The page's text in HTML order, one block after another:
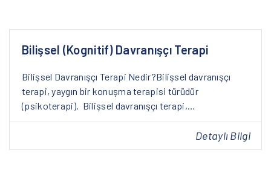
Bilişsel (Kognitif) Davranışçı Terapi
Bilişsel Davranışçı Terapi Nedir?Bilişsel davranışçı
terapi, yaygın bir konuşma terapisi türüdür
(psikoterapi). Bilişsel davranışçı terapi,…
Detaylı Bilgi